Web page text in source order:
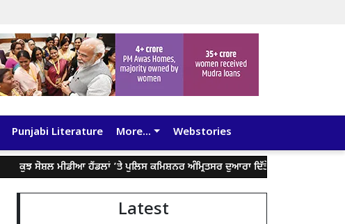
Punjabi Literature More... Webstories
ਕੁਝ ਸੋਸ਼ਲ ਮੀਡੀਆ ਹੈਂਡਲਾਂ ’ਤੇ ਪੁਲਿਸ ਕਮਿਸ਼ਨਰ ਅੰਮ੍ਰਿਤਸਰ ਦੁਆਰਾ ਦਿੱਤੇ ਬਿਆਨ ਨੂੰ ਤੋੜ-ਮਰੋੜ ਕੇ
Latest